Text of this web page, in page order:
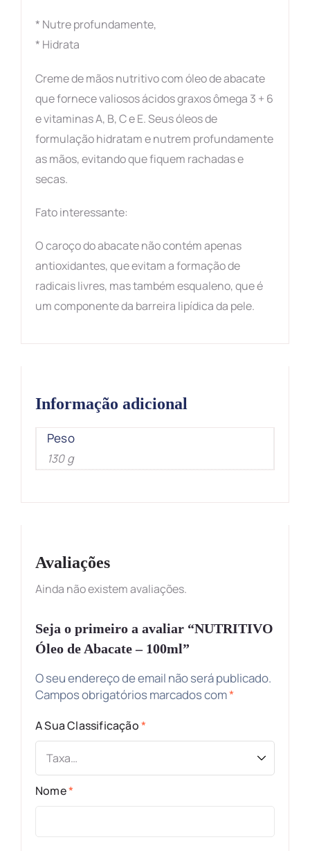
* Nutre profundamente,
* Hidrata
Creme de mãos nutritivo com óleo de abacate
que fornece valiosos ácidos graxos ômega 3 + 6
e vitaminas A, B, C e E. Seus óleos de
formulação hidratam e nutrem profundamente
as mãos, evitando que fiquem rachadas e
secas.
Fato interessante:
O caroço do abacate não contém apenas
antioxidantes, que evitam a formação de
radicais livres, mas também esqualeno, que é
um componente da barreira lipídica da pele.
Informação adicional
Peso
130 g
Avaliações
Ainda não existem avaliações.
Seja o primeiro a avaliar “NUTRITIVO
Óleo de Abacate – 100ml”
O seu endereço de email não será publicado.
Campos obrigatórios marcados com*
A Sua Classificação*
Nome*